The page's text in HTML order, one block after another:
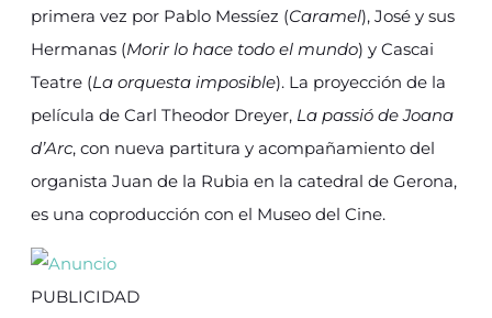
primera vez por Pablo Messíez (Caramel), José y sus
Hermanas (Morir lo hace todo el mundo) y Cascai
Teatre (La orquesta imposible). La proyección de la
película de Carl Theodor Dreyer, La passió de Joana
d’Arc, con nueva partitura y acompañamiento del
organista Juan de la Rubia en la catedral de Gerona,
es una coproducción con el Museo del Cine.
PUBLICIDAD